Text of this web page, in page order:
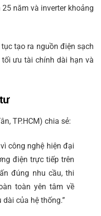
năm và inverter khoảng
tạo ra nguồn điện sạch
ưu tài chính dài hạn và
TP.HCM) chia sẻ:
công nghệ hiện đại
điện trực tiếp trên
đúng nhu cầu, thi
toàn yên tâm về
của hệ thống.”